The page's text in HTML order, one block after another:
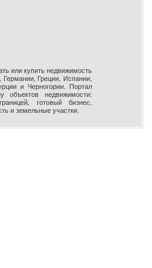
или купить недвижимость
Греции, Испании,
и Черногории. Портал
объектов недвижимости:
готовый бизнес,
и земельные участки.